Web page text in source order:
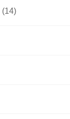
(14)